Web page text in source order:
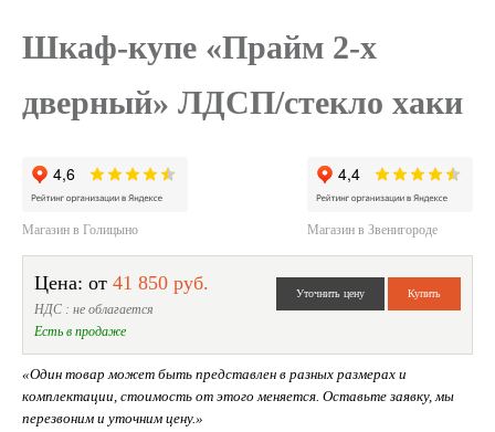
Шкаф-купе «Прайм 2-х
дверный» ЛДСП/стекло хаки
Магазин в Голицыно Магазин в Звенигороде
Цена: от 41 850 руб.
НДС : не облагается
Есть в продаже
«Один товар может быть представлен в разных размерах и
комплектации, стоимость от этого меняется. Оставьте заявку, мы
перезвоним и уточним цену.»